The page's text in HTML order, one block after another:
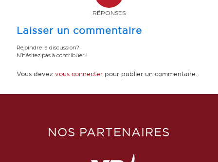
RÉPONSES
Laisser un commentaire
Rejoindre la discussion?
N’hésitez pas à contribuer !
Vous devez vous connecterpour publier un commentaire.
NOS PARTENAIRES